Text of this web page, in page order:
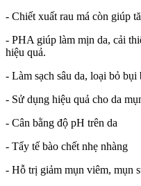
- Chiết xuất rau má còn giúp
- PHA giúp làm mịn da, cải
hiệu quả.
- Làm sạch sâu da, loại bỏ bụi
- Sử dụng hiệu quả cho da
- Cân bằng độ pH trên da
- Tẩy tế bào chết nhẹ nhàng
- Hỗ trị giảm mụn viêm, mụn